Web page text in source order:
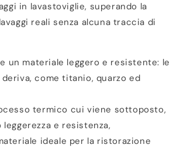
in lavastoviglie, superando la
reali senza alcuna traccia di
un materiale leggero e resistente: le
come titanio, quarzo ed
termico cui viene sottoposto,
e resistenza,
ideale per la ristorazione